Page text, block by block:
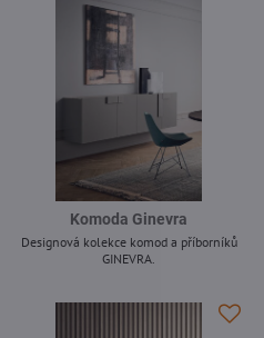
Komoda Ginevra
Designová kolekce komod a příborníků
GINEVRA.